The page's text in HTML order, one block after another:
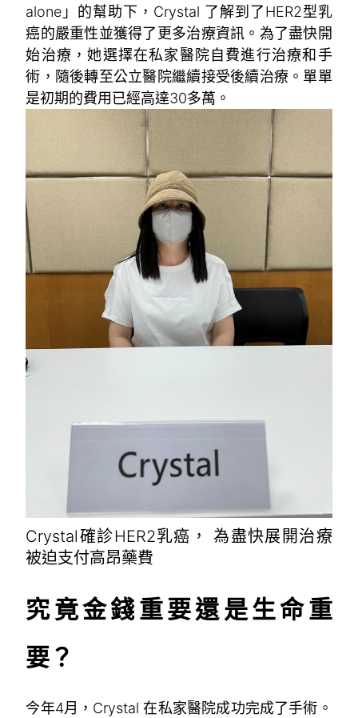
alone」的幫助下，Crystal 了解到了HER2型乳
癌的嚴重性並獲得了更多治療資訊。為了盡快開
始治療，她選擇在私家醫院自費進行治療和手
術，隨後轉至公立醫院繼續接受後續治療。單單
是初期的費用已經高達30多萬。
Crystal確診HER2乳癌， 為盡快展開治療
被迫支付高昂藥費
究竟金錢重要還是生命重
要？
今年4月，Crystal 在私家醫院成功完成了手術。